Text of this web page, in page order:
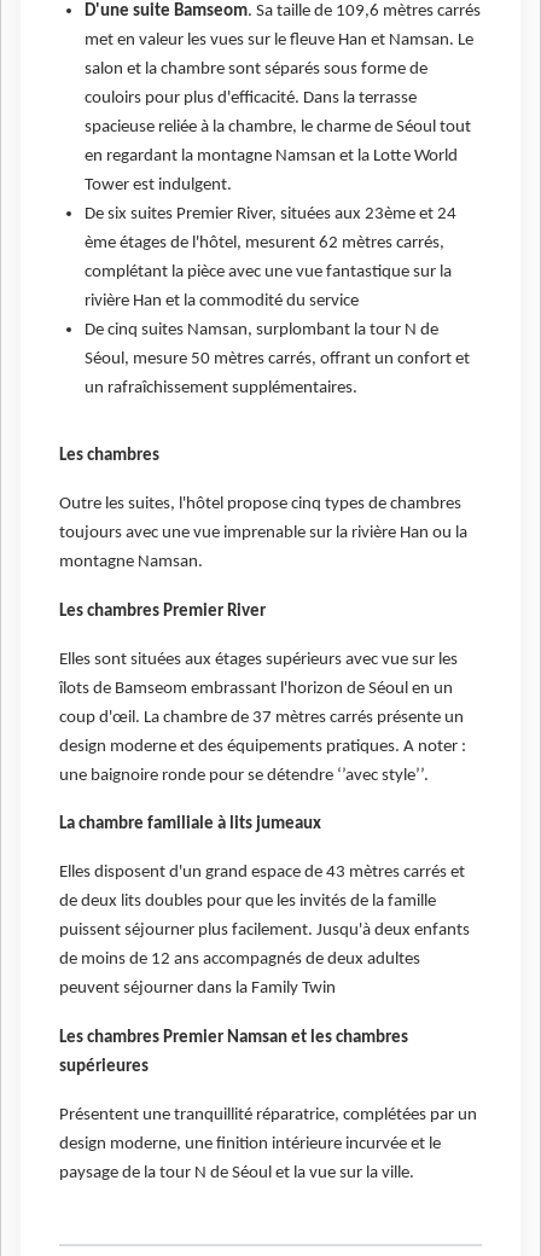
D'une suite Bamseom. Sa taille de 109,6 mètres carrés
met en valeur les vues sur le fleuve Han et Namsan. Le
salon et la chambre sont séparés sous forme de
couloirs pour plus d'efficacité. Dans la terrasse
spacieuse reliée à la chambre, le charme de Séoul tout
en regardant la montagne Namsan et la Lotte World
Tower est indulgent.
De six suites Premier River, situées aux 23ème et 24
ème étages de l'hôtel, mesurent 62 mètres carrés,
complétant la pièce avec une vue fantastique sur la
rivière Han et la commodité du service
De cinq suites Namsan, surplombant la tour N de
Séoul, mesure 50 mètres carrés, offrant un confort et
un rafraîchissement supplémentaires.
Les chambres
Outre les suites, l'hôtel propose cinq types de chambres
toujours avec une vue imprenable sur la rivière Han ou la
montagne Namsan.
Les chambres Premier River
Elles sont situées aux étages supérieurs avec vue sur les
îlots de Bamseom embrassant l'horizon de Séoul en un
coup d'œil. La chambre de 37 mètres carrés présente un
design moderne et des équipements pratiques. A noter :
une baignoire ronde pour se détendre ‘’avec style’’.
La chambre familiale à lits jumeaux
Elles disposent d'un grand espace de 43 mètres carrés et
de deux lits doubles pour que les invités de la famille
puissent séjourner plus facilement. Jusqu'à deux enfants
de moins de 12 ans accompagnés de deux adultes
peuvent séjourner dans la Family Twin
Les chambres Premier Namsan et les chambres
supérieures
Présentent une tranquillité réparatrice, complétées par un
design moderne, une finition intérieure incurvée et le
paysage de la tour N de Séoul et la vue sur la ville.